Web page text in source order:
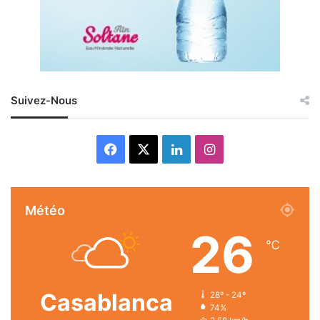
Suivez-Nous
Facebook LinkedinInstagram
Météo
Casablanca
26 ℃
28º - 24º
74%